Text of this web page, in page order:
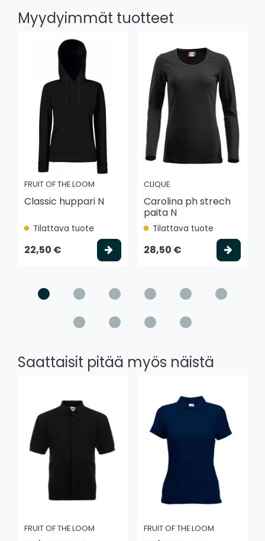
Myydyimmät tuotteet
FRUIT OF THE LOOM
Classic huppari N
Tilattava tuote
22,50 € Valitse vaihtoehto
CLIQUE
Carolina ph strech
paita N
Tilattava tuote
28,50 €
Saattaisit pitää myös näistä
FRUIT OF THE LOOM FRUIT OF THE LOOM